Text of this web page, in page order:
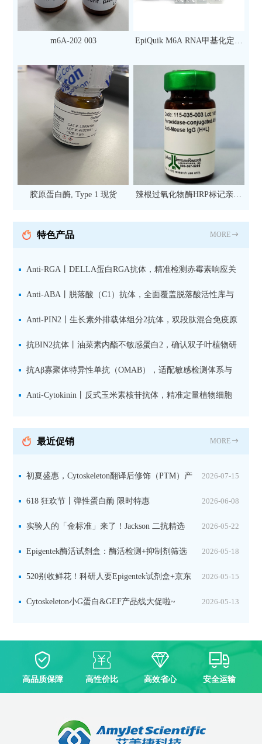
m6A-202 003
EpiQuik M6A RNA甲基化定量
次）
胶原蛋白酶, Type 1 现货
辣根过氧化物酶HRP标记亲和
抗 现货
特色产品 MORE
Anti-RGA丨DELLA蛋白RGA抗体，精准检测赤霉素响应关
键抑制因子
Anti-ABA丨脱落酸（C1）抗体，全面覆盖脱落酸活性库与
储存库
Anti-PIN2丨生长素外排载体组分2抗体，双段肽混合免疫原
设计方案
抗BIN2抗体丨油菜素内酯不敏感蛋白2，确认双子叶植物研
究数据特异性
抗Aβ寡聚体特异性单抗（OMAB），适配敏感检测体系与
活细胞实验
Anti-Cytokinin丨反式玉米素核苷抗体，精准定量植物细胞
最近促销 MORE
2026-07-15
初夏盛惠，Cytoskeleton翻译后修饰（PTM）产
品线放价啦！ 2026-06-08
618 狂欢节丨弹性蛋白酶 限时特惠
2026-05-22
实验人的「金标准」来了！Jackson 二抗精选
限时一口价，手慢无！ 2026-05-18
Epigentek酶活试剂盒：酶活检测+抑制剂筛选
双赋能，下单即赠京东卡 2026-05-15
520别收鲜花！科研人要Epigentek试剂盒+京东
卡！ 2026-05-13
Cytoskeleton小G蛋白&GEF产品线大促啦~
高品质保障 高性价比 高效省心 安全运输